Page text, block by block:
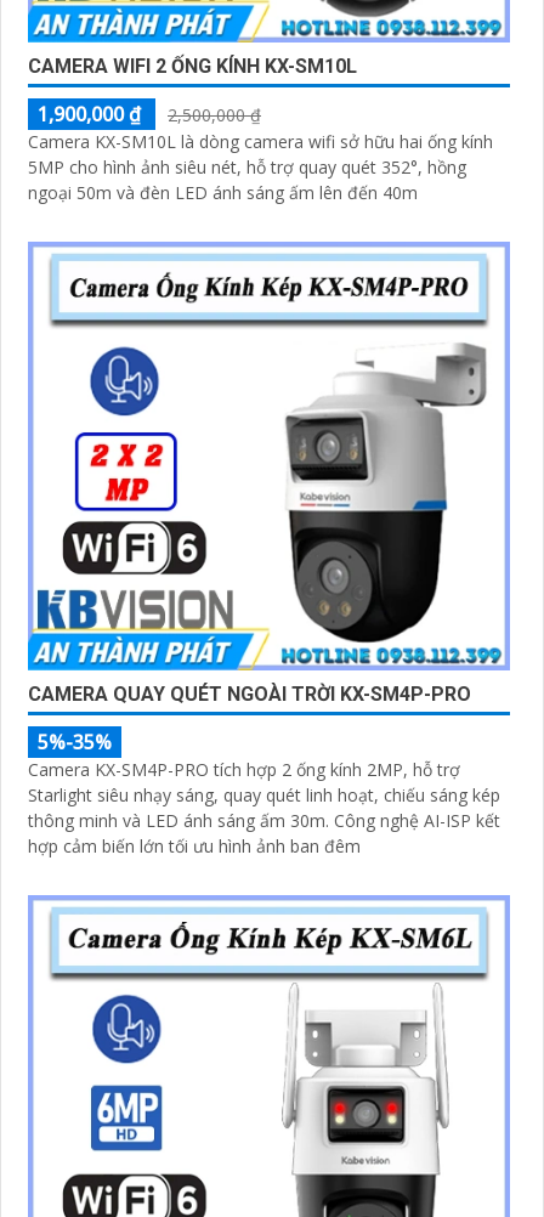
CAMERA WIFI 2 ỐNG KÍNH KX-SM10L
1,900,000 ₫
2,500,000 ₫
Camera KX-SM10L là dòng camera wifi sở hữu hai ống kính
5MP cho hình ảnh siêu nét, hỗ trợ quay quét 352°, hồng
ngoại 50m và đèn LED ánh sáng ấm lên đến 40m
CAMERA QUAY QUÉT NGOÀI TRỜI KX-SM4P-PRO
5%-35%
Camera KX-SM4P-PRO tích hợp 2 ống kính 2MP, hỗ trợ
Starlight siêu nhạy sáng, quay quét linh hoạt, chiếu sáng kép
thông minh và LED ánh sáng ấm 30m. Công nghệ AI-ISP kết
hợp cảm biến lớn tối ưu hình ảnh ban đêm